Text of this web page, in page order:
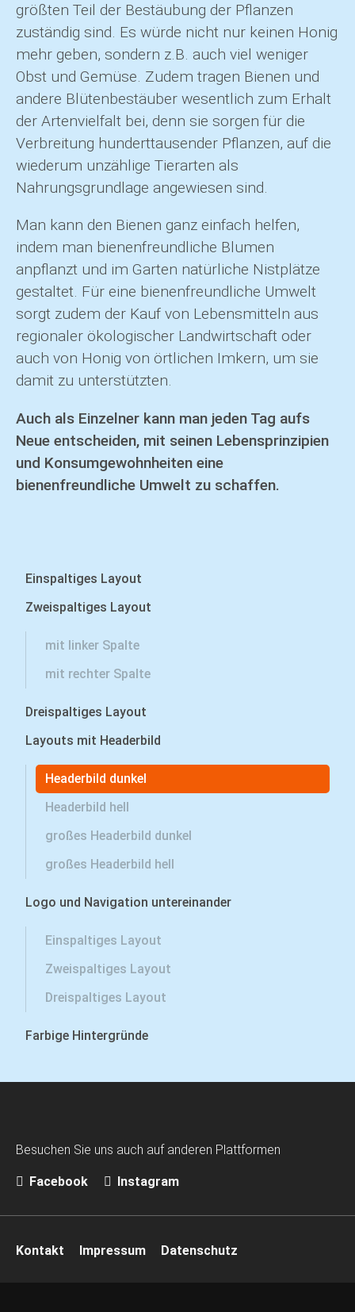
größten Teil der Bestäubung der Pflanzen
zuständig sind. Es würde nicht nur keinen Honig
mehr geben, sondern z.B. auch viel weniger
Obst und Gemüse. Zudem tragen Bienen und
andere Blütenbestäuber wesentlich zum Erhalt
der Artenvielfalt bei, denn sie sorgen für die
Verbreitung hunderttausender Pflanzen, auf die
wiederum unzählige Tierarten als
Nahrungsgrundlage angewiesen sind.
Man kann den Bienen ganz einfach helfen,
indem man bienenfreundliche Blumen
anpflanzt und im Garten natürliche Nistplätze
gestaltet. Für eine bienenfreundliche Umwelt
sorgt zudem der Kauf von Lebensmitteln aus
regionaler ökologischer Landwirtschaft oder
auch von Honig von örtlichen Imkern, um sie
damit zu unterstützten.
Auch als Einzelner kann man jeden Tag aufs
Neue entscheiden, mit seinen Lebensprinzipien
und Konsumgewohnheiten eine
bienenfreundliche Umwelt zu schaffen.
überspringen
Einspaltiges Layout
Zweispaltiges Layout
mit linker Spalte
mit rechter Spalte
Dreispaltiges Layout
Layouts mit Headerbild
Headerbild dunkel
Headerbild hell
großes Headerbild dunkel
großes Headerbild hell
Logo und Navigation untereinander
Einspaltiges Layout
Zweispaltiges Layout
Dreispaltiges Layout
Farbige Hintergründe
Besuchen Sie uns auch auf anderen Plattformen
Facebook Instagram
überspringen
Kontakt Impressum Datenschutz